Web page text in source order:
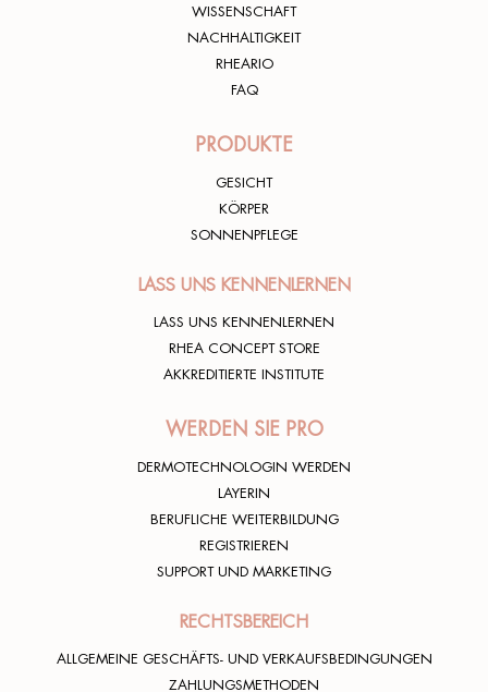
WISSENSCHAFT
NACHHALTIGKEIT
RHEARIO
FAQ
PRODUKTE
GESICHT
KÖRPER
SONNENPFLEGE
LASS UNS KENNENLERNEN
LASS UNS KENNENLERNEN
RHEA CONCEPT STORE
AKKREDITIERTE INSTITUTE
WERDEN SIE PRO
DERMOTECHNOLOGIN WERDEN
LAYERIN
BERUFLICHE WEITERBILDUNG
REGISTRIEREN
SUPPORT UND MARKETING
RECHTSBEREICH
ALLGEMEINE GESCHÄFTS- UND VERKAUFSBEDINGUNGEN
ZAHLUNGSMETHODEN